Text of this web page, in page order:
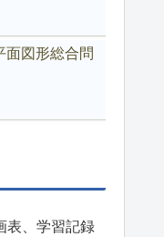
図形総合問
表、学習記録